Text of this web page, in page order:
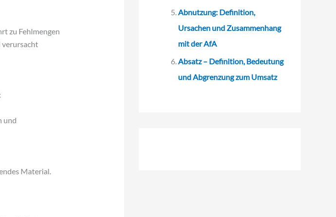
zu Fehlmengen
verursacht
und
Material.
Abnutzung: Definition,
Ursachen und Zusammenhang
mit der AfA
Absatz – Definition, Bedeutung
und Abgrenzung zum Umsatz